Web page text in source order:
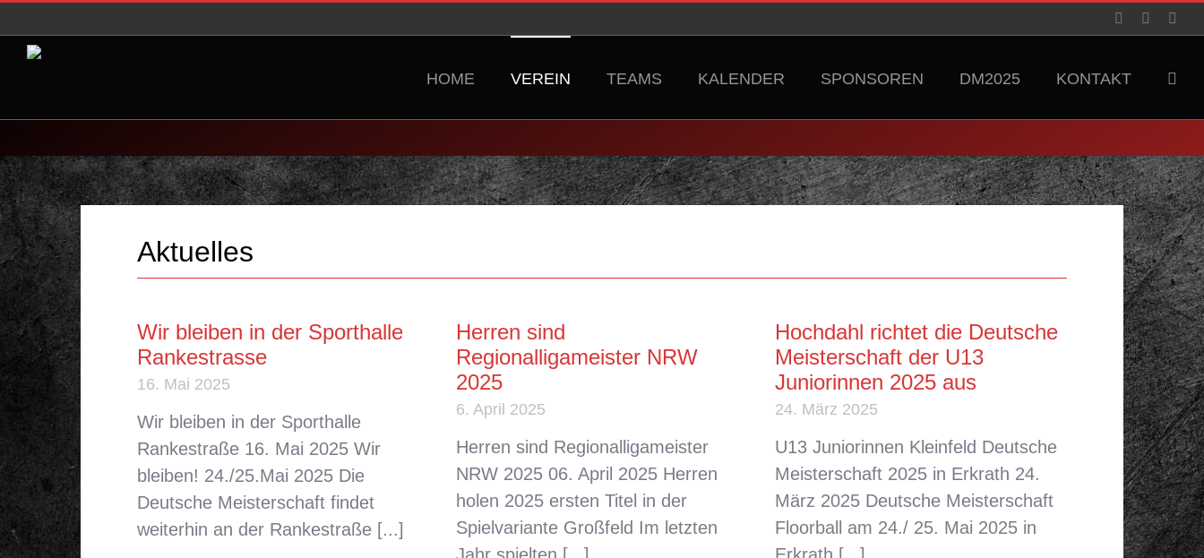
Inhalt
FacebookYouTube
HOME VEREIN TEAMS KALENDER SPONSOREN DM2025 KONTAKT
Aktuelles
Wir bleiben in der Sporthalle
Rankestrasse
16. Mai 2025
Wir bleiben in der Sporthalle
Rankestraße 16. Mai 2025 Wir
bleiben! 24./25.Mai 2025 Die
Deutsche Meisterschaft findet
weiterhin an der Rankestraße [...]
Herren sind
Regionalligameister NRW
2025
6. April 2025
Herren sind Regionalligameister
NRW 2025 06. April 2025 Herren
holen 2025 ersten Titel in der
Spielvariante Großfeld Im letzten
Hochdahl richtet die Deutsche
Meisterschaft der U13
Juniorinnen 2025 aus
24. März 2025
U13 Juniorinnen Kleinfeld Deutsche
Meisterschaft 2025 in Erkrath 24.
März 2025 Deutsche Meisterschaft
Floorball am 24./ 25. Mai 2025 in